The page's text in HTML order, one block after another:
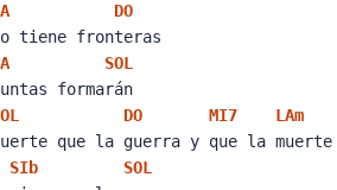
DO
tiene fronteras
SOL
formarán
DO MI7 LAm
fuerte que la guerra y que la muerte
SIb
SOL